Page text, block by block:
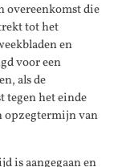
overeenkomst die
tot het
en
voor een
als de
tegen het einde
opzegtermijn van
is aangegaan en